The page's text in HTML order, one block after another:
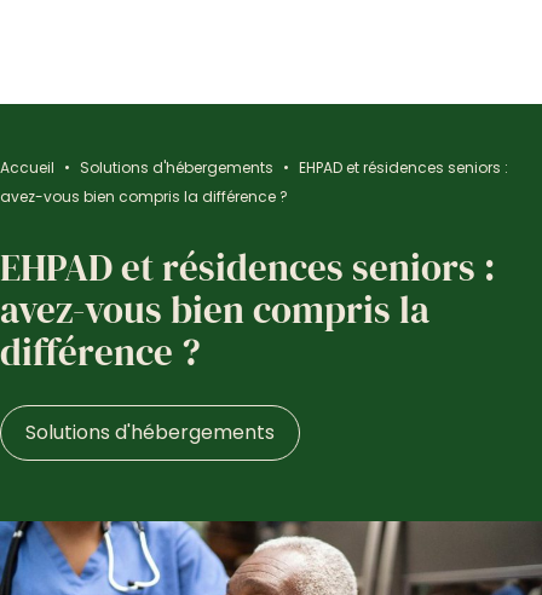
Accueil • Solutions d'hébergements • EHPAD et résidences seniors :
avez-vous bien compris la différence ?
EHPAD et résidences seniors :
avez-vous bien compris la
différence ?
Solutions d'hébergements